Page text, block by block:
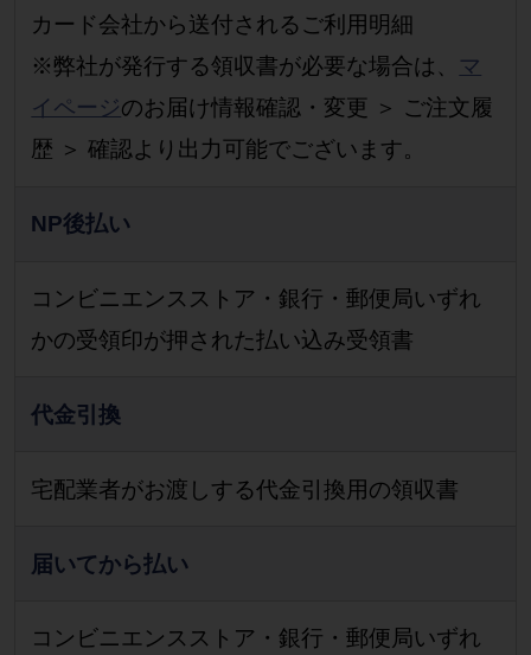
カード会社から送付されるご利用明細
※弊社が発行する領収書が必要な場合は、 マ
イページのお届け情報確認・変更 ＞ ご注文履
歴 ＞ 確認より出力可能でございます。
NP後払い
コンビニエンスストア・銀行・郵便局いずれ
かの受領印が押された払い込み受領書
代金引換
宅配業者がお渡しする代金引換用の領収書
届いてから払い
コンビニエンスストア・銀行・郵便局いずれ